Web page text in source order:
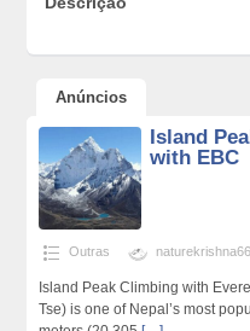
Anúncios
Island
with EBC
Outras naturekrishna66
Island Peak Climbing with
Tse) is one of Nepal’s most